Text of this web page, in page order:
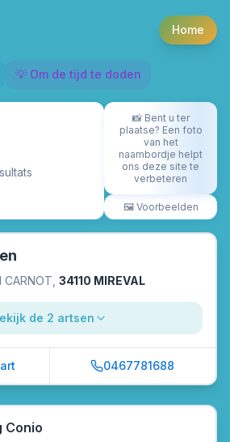
Home
💡 Om de tijd te doden
s
📸 Bent u ter
plaatse? Een foto
van het
naambordje helpt
ons deze site te
verbeteren
🖼️ Voorbeelden
CARNOT 34110 MIREVAL
de 2 artsen
0467781688
Conio